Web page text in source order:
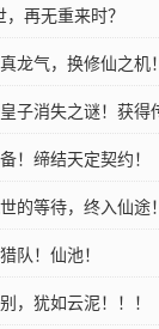
再无重来时？
龙气，换修仙之机！
子消失之谜！获得
！缔结天定契约！
的等待，终入仙途！
队！仙池！
，犹如云泥！！！